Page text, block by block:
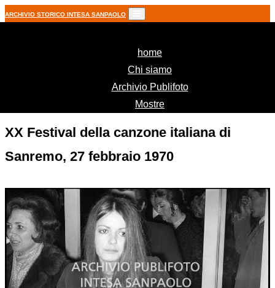
ARCHIVIO STORICO INTESA SANPAOLO
home(current)
Chi siamo
Archivio Publifoto
Mostre
XX Festival della canzone italiana di
Sanremo, 27 febbraio 1970